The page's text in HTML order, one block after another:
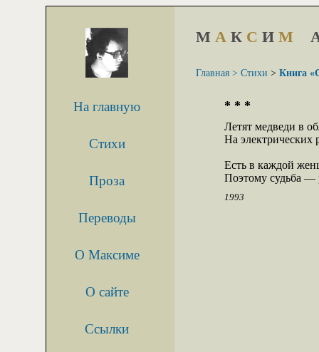
На главную
Стихи
Проза
Переводы
О Максиме
О сайте
Ссылки
М А К С И М
Главная > Стихи > Книга
* * *
Летят медведи в
На электрических
Есть в каждой
Поэтому судьба —
1993